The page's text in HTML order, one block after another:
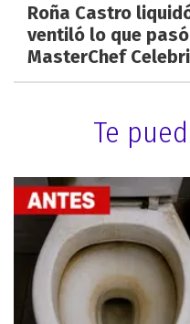
Roña Castro
ventiló lo que
MasterChef
Te